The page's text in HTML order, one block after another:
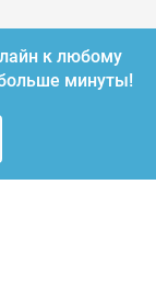
к любому
минуты!